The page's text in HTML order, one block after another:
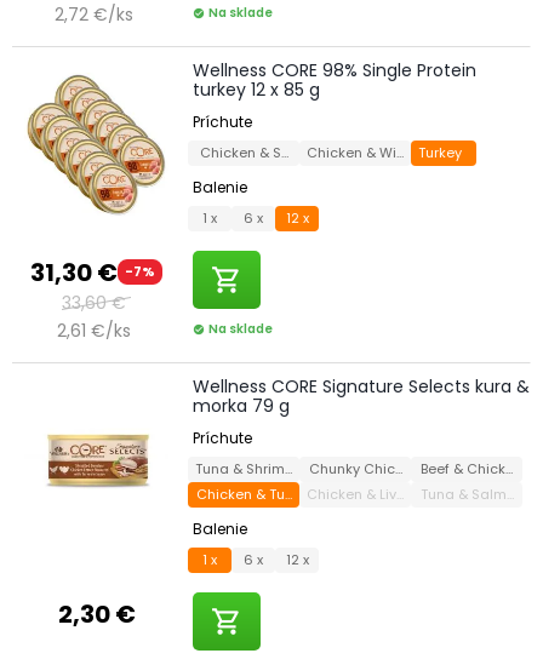
2,72 €/ks
check_circle Na sklade
31,30 € -7%
33,60 €
2,61 €/ks
Wellness CORE 98% Single Protein
turkey 12 x 85 g
Príchute
Chicken & SalmonChicken & Wild Boar
Turkey
Balenie
1 x 6 x 12 x
shopping_cart
check_circle Na sklade
2,30 €
Wellness CORE Signature Selects kura &
morka 79 g
Príchute
Tuna & Shrimp Chunky Chicken & Turkey
Beef & Chicken
Chicken & TurkeyChicken & Liver Tuna & Salmon
Balenie
1 x 6 x 12 x
shopping_cart